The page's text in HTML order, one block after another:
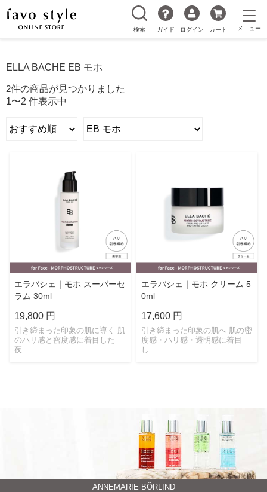
検索 ガイド ログイン カート
ANNEMARIE BÖRLIND
ELLA BACHE EB モホ
2件の商品が見つかりました
1〜2 件表示中
エラバシェ｜モホ スーパーセ
ラム 30ml
19,800 円
引き締まった印象の肌に導く 肌
のハリ感と密度感に着目した
夜...
エラバシェ｜モホ クリーム 5
0ml
17,600 円
引き締まった印象の肌へ 肌の密
度感・ハリ感・透明感に着目
し...